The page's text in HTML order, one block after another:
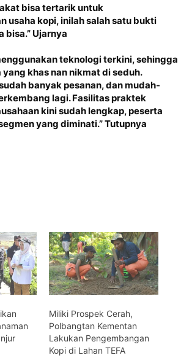
bisa tertarik untuk
usaha kopi, inilah salah satu bukti
bisa.” Ujarnya
teknologi terkini, sehingga
khas nan nikmat di seduh.
banyak pesanan, dan mudah-
lagi. Fasilitas praktek
kini sudah lengkap, peserta
yang diminati.” Tutupnya
Miliki Prospek Cerah,
Polbangtan Kementan
Lakukan Pengembangan
Kopi di Lahan TEFA